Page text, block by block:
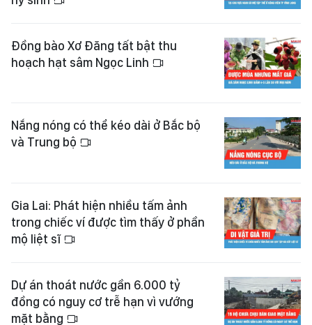
Đồng bào Xơ Đăng tất bật thu
hoạch hạt sâm Ngọc Linh
Nắng nóng có thể kéo dài ở Bắc bộ
và Trung bộ
Gia Lai: Phát hiện nhiều tấm ảnh
trong chiếc ví được tìm thấy ở phần
mộ liệt sĩ
Dự án thoát nước gần 6.000 tỷ
đồng có nguy cơ trễ hạn vì vướng
mặt bằng